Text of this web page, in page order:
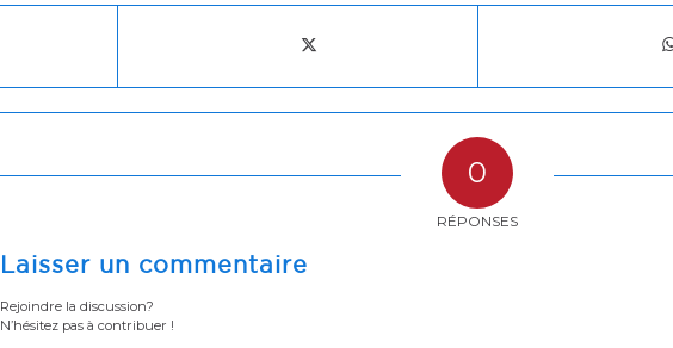
0
RÉPONSES
Laisser un commentaire
Rejoindre la discussion?
N’hésitez pas à contribuer !